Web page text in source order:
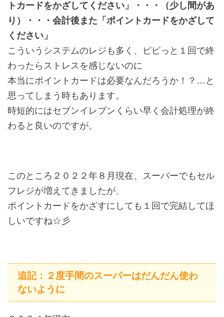
トカードをかざしてください」・・・（少し間があ
り）・・・会計後また「ポイントカードをかざして
ください」
こういうシステムのレジも多く、ピピっと１回で終
わったらストレスを感じないのに
本当にポイントカードは必要なんだろうか！？…と
思ってしまう時もあります。
時短的にはセブンイレブンくらい早く会計処理が終
わると良いのですが。
このところ２０２２年８月現在、スーパーでもセル
フレジが増えてきましたが、
ポイントカードをかざすにしても１回で完結してほ
しいですね☆彡
追記：２度手間のスーパーはだんだん使わ
ないように